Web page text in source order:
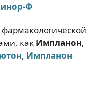
Ф
как Импланон,
, Импланон